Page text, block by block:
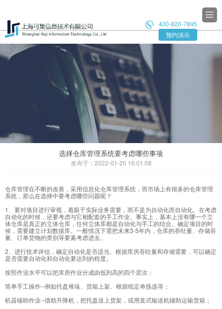

预约演示
 400-820-7895
选择仓库管理系统要考虑哪些事项
发布于：2022-01-20 16:01:08
仓库管理在不断的改善，采用信息化仓库管理系统，而市场上有很多的仓库管理
系统，那么在选择中要考虑哪些问题呢？
1、要对项目进行审视，着眼于实际业务需要，而不是为自动化而自动化。在考虑
自动化的时候，还要考虑与它相配套的手工作业。事实上，基本上没有哪一个立
体仓库是真正的立体仓库，任何立体库都是自动化与手工的结合。确定项目的时
候，需要建立计划数据库。一般情况下需把未来3-5年内，仓库的吞吐量、存储容
量、订单货物的类别等要素考虑进去。
2、进行技术评估，确定自动化是否适当。根据库房吞吐量和存储需要，可以确定
是否需要自动化和自动化要达到的程度。
按照作业水平可以把库房作业分成由低到高的四个层次：
简单手工操作--例如托盘堆垛、货箱上架、根据纸定单拣选等；
机器辅助作业--借助升降机，把托盘送上货架，或用直式输送机辅助运输货箱；